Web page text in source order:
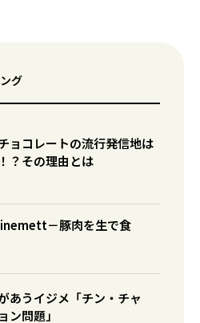
グ
ョコレートの流行発信地は
？その理由とは
－豚肉を生で食
あうイジメ「チン・チャ
ン問題」